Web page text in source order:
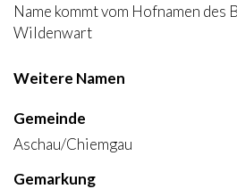
Name kommt vom Hofnamen des
Wildenwart
Weitere Namen
Gemeinde
Aschau/Chiemgau
Gemarkung